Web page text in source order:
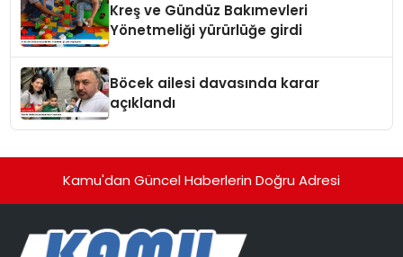
Kreş ve Gündüz Bakımevleri
Yönetmeliği yürürlüğe girdi
Böcek ailesi davasında karar
açıklandı
Kamu'dan Güncel Haberlerin Doğru Adresi